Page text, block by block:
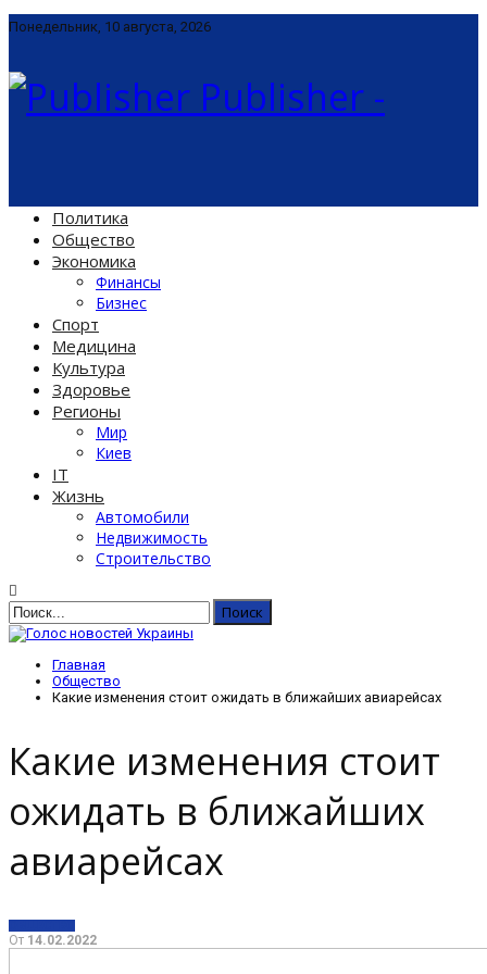
Понедельник, 10 августа, 2026
Publisher -
Политика
Общество
Экономика
Финансы
Бизнес
Спорт
Медицина
Культура
Здоровье
Регионы
Мир
Киев
IT
Жизнь
Автомобили
Недвижимость
Строительство
Главная
Общество
Какие изменения стоит ожидать в ближайших авиарейсах
Какие изменения стоит
ожидать в ближайших
авиарейсах
От 14.02.2022